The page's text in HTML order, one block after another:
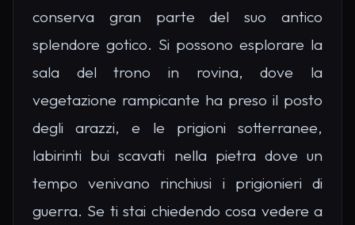
conserva gran parte del suo antico
splendore gotico. Si possono esplorare la
sala del trono in rovina, dove la
vegetazione rampicante ha preso il posto
degli arazzi, e le prigioni sotterranee,
labirinti bui scavati nella pietra dove un
tempo venivano rinchiusi i prigionieri di
guerra. Se ti stai chiedendo cosa vedere a